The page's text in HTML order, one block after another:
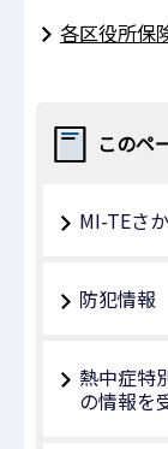
各区役所保
このペ
MI-TEさ
防犯情報
熱中症特
の情報を